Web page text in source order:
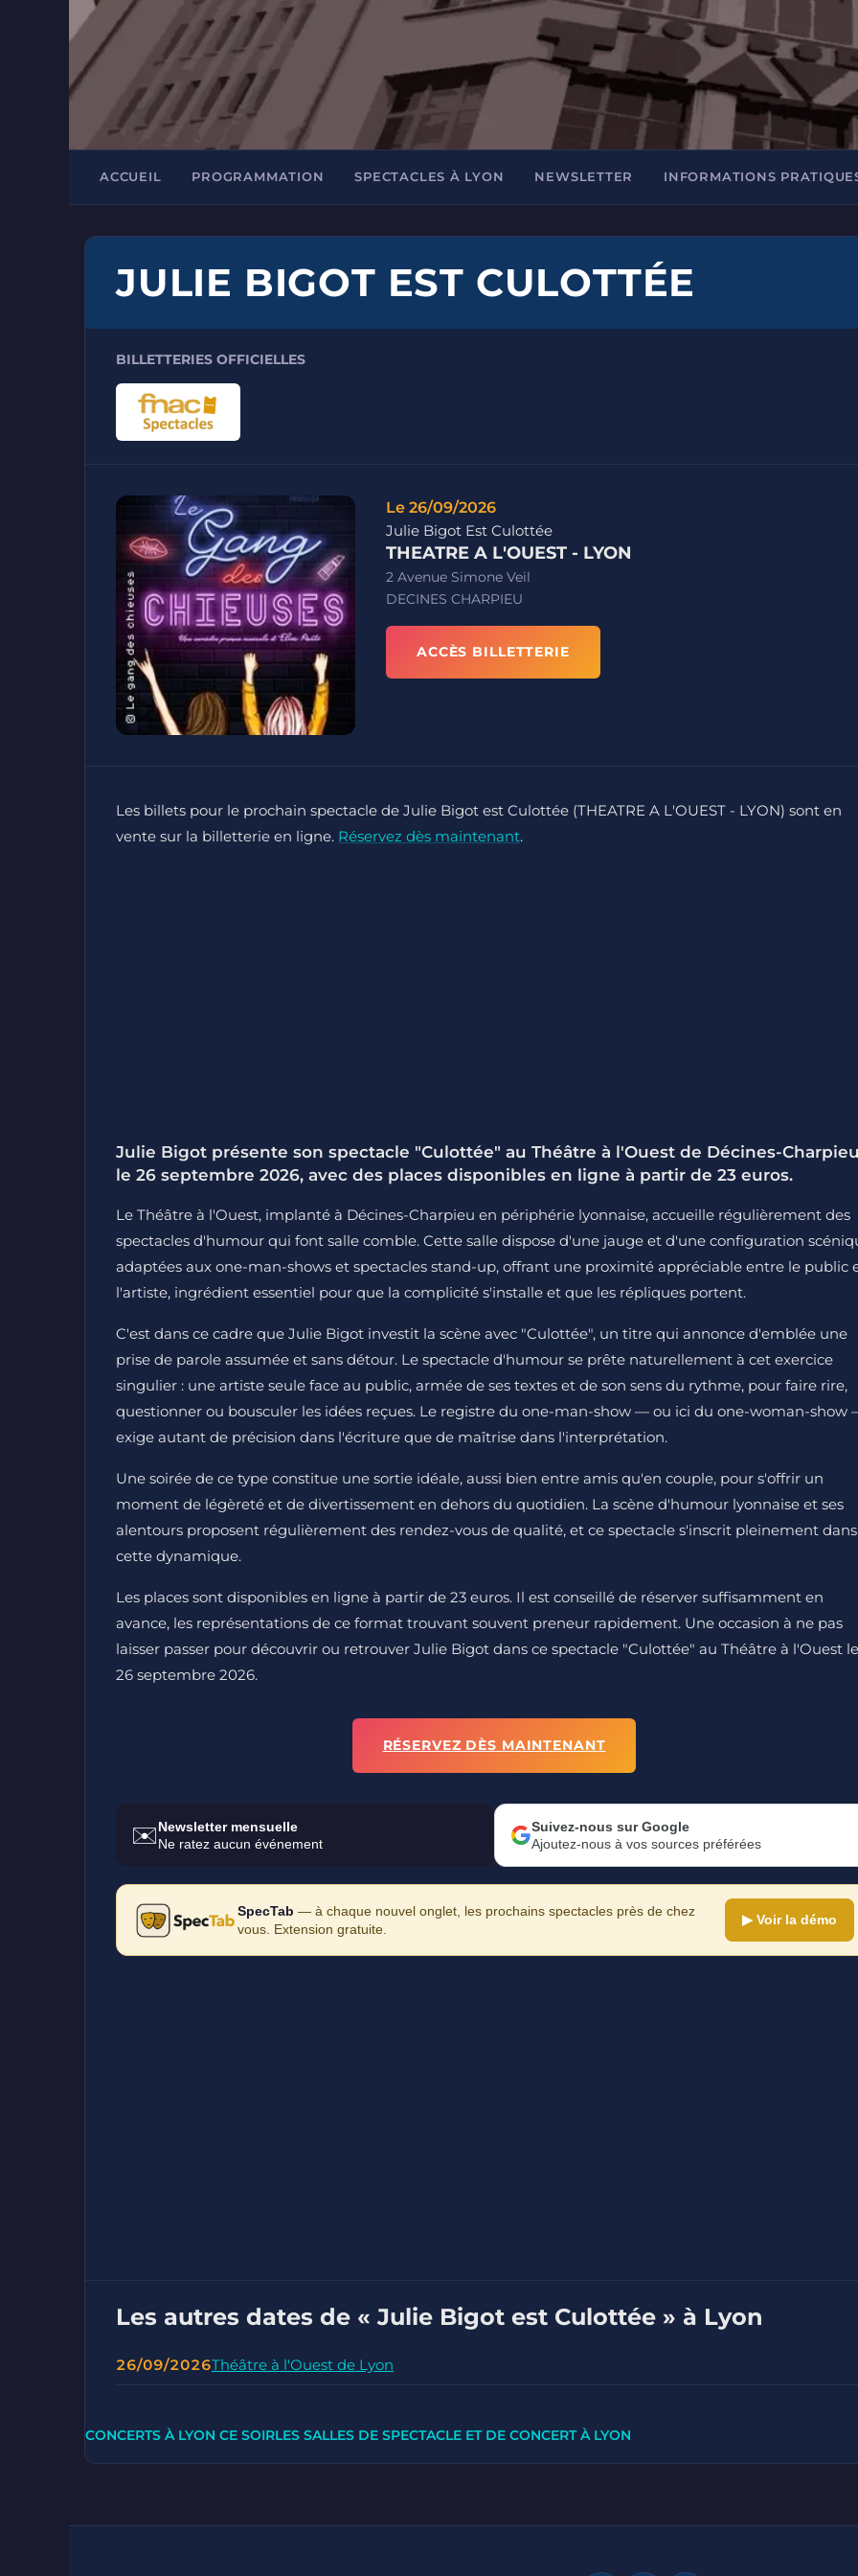
ACCUEIL PROGRAMMATION SPECTACLES À LYON NEWSLETTER INFORMATIONS
JULIE BIGOT EST CULOTTÉE
BILLETTERIES OFFICIELLES
Le 26/09/2026
Julie Bigot Est Culottée
THEATRE A L'OUEST - LYON
2 Avenue Simone Veil
DECINES CHARPIEU
ACCÈS BILLETTERIE
Les billets pour le prochain spectacle de Julie Bigot est Culottée (THEATRE A L'OUEST - LYON) sont en
vente sur la billetterie en ligne. Réservez dès maintenant.
Julie Bigot présente son spectacle "Culottée" au Théâtre à l'Ouest de Décines-
le 26 septembre 2026, avec des places disponibles en ligne à partir de 23 euros.
Le Théâtre à l'Ouest, implanté à Décines-Charpieu en périphérie lyonnaise, accueille régulièrement des
spectacles d'humour qui font salle comble. Cette salle dispose d'une jauge et d'une configuration
adaptées aux one-man-shows et spectacles stand-up, offrant une proximité appréciable entre le public
l'artiste, ingrédient essentiel pour que la complicité s'installe et que les répliques portent.
C'est dans ce cadre que Julie Bigot investit la scène avec "Culottée", un titre qui annonce d'emblée une
prise de parole assumée et sans détour. Le spectacle d'humour se prête naturellement à cet exercice
singulier : une artiste seule face au public, armée de ses textes et de son sens du rythme, pour faire rire,
questionner ou bousculer les idées reçues. Le registre du one-man-show — ou ici du one-woman-show
exige autant de précision dans l'écriture que de maîtrise dans l'interprétation.
Une soirée de ce type constitue une sortie idéale, aussi bien entre amis qu'en couple, pour s'offrir un
moment de légèreté et de divertissement en dehors du quotidien. La scène d'humour lyonnaise et ses
alentours proposent régulièrement des rendez-vous de qualité, et ce spectacle s'inscrit pleinement dans
cette dynamique.
Les places sont disponibles en ligne à partir de 23 euros. Il est conseillé de réserver suffisamment en
avance, les représentations de ce format trouvant souvent preneur rapidement. Une occasion à ne pas
laisser passer pour découvrir ou retrouver Julie Bigot dans ce spectacle "Culottée" au Théâtre à l'Ouest le
26 septembre 2026.
RÉSERVEZ DÈS MAINTENANT
✉️Newsletter mensuelle
Ne ratez aucun événement
Suivez-nous sur Google
Ajoutez-nous à vos sources préférées
SpecTab — à chaque nouvel onglet, les prochains spectacles près de chez
vous. Extension gratuite.
▶ Voir la démo
Les autres dates de « Julie Bigot est Culottée » à Lyon
26/09/2026Théâtre à l'Ouest de Lyon
CONCERTS À LYON CE SOIRLES SALLES DE SPECTACLE ET DE CONCERT À LYON